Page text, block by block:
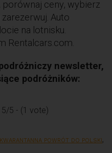
ceny, wybierz
Auto
na lotnisku.
Rentalcars.com.
newsletter,
podróżników:
5/5 - (1 vote)
KWARANTANNA POWRÓT DO POLSKI,